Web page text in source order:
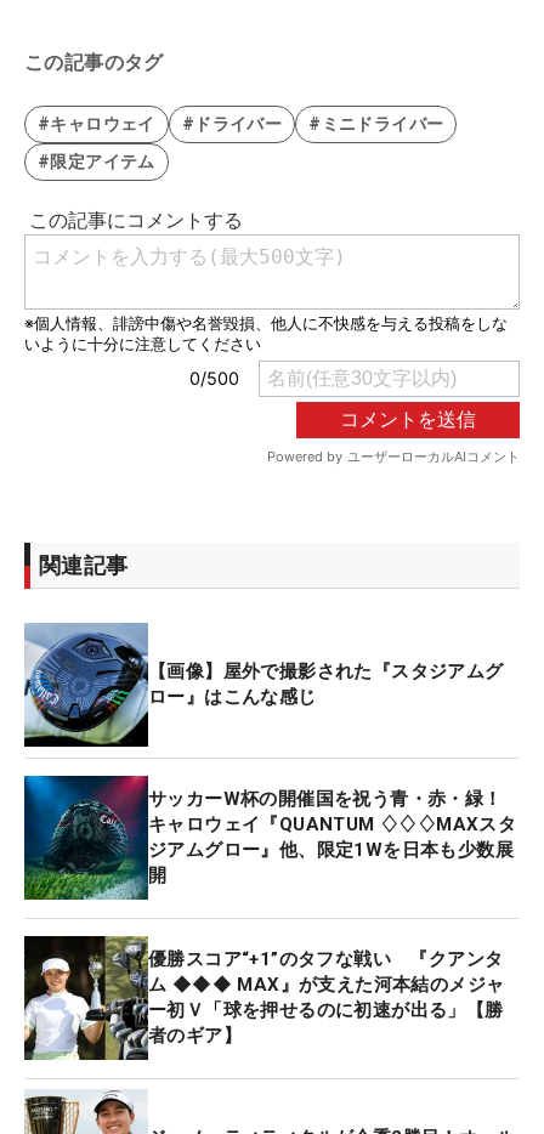
この記事のタグ
#キャロウェイ #ドライバー
#ミニドライバー
#限定アイテム
関連記事
【画像】屋外で撮影された『スタジアムグ
ロー』はこんな感じ
サッカーW杯の開催国を祝う青・赤・緑！
キャロウェイ『QUANTUM ♢♢♢MAXスタ
ジアムグロー』他、限定1Wを日本も少数展
開
優勝スコア“+1”のタフな戦い 『クアンタ
ム ◆◆◆ MAX』が支えた河本結のメジャ
ー初Ｖ「球を押せるのに初速が出る」【勝
者のギア】